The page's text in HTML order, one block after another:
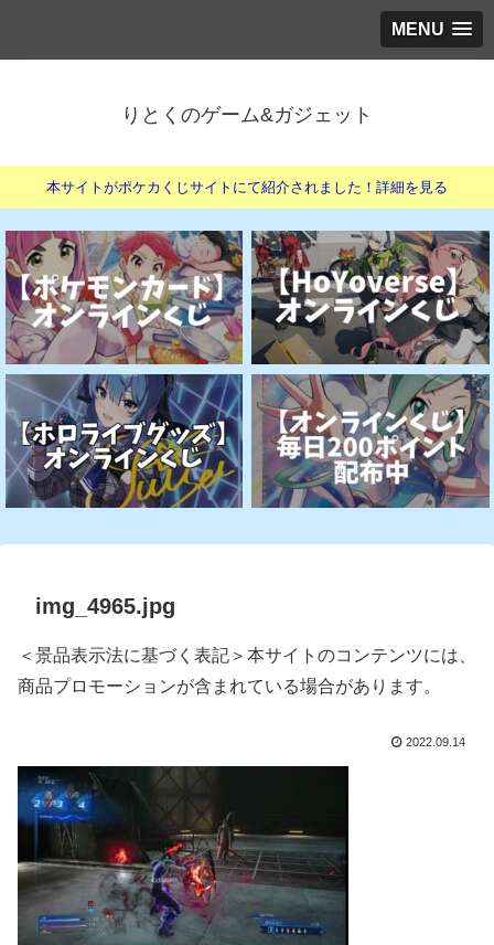
MENU
りとくのゲーム&ガジェット
本サイトがポケカくじサイトにて紹介されました！詳細を見る
img_4965.jpg
＜景品表示法に基づく表記＞本サイトのコンテンツには、
商品プロモーションが含まれている場合があります。
2022.09.14